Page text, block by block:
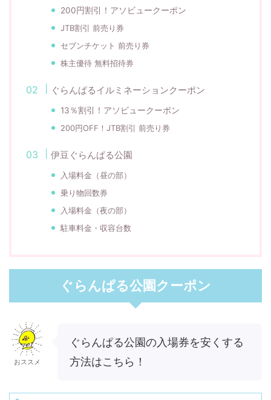
200円割引！アソビュークーポン
JTB割引 前売り券
セブンチケット 前売り券
株主優待 無料招待券
ぐらんぱるイルミネーションクーポン
13％割引！アソビュークーポン
200円OFF！JTB割引 前売り券
伊豆ぐらんぱる公園
入場料金（昼の部）
乗り物回数券
入場料金（夜の部）
駐車料金・収容台数
ぐらんぱる公園クーポン
おススメ
ぐらんぱる公園の入場券を安くする
方法はこちら！